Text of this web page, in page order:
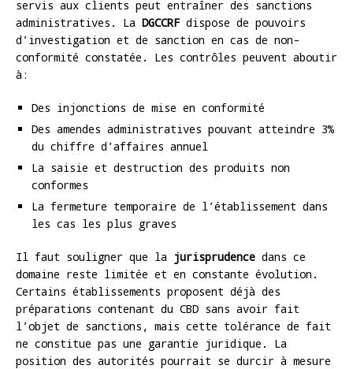
servis aux clients peut entraîner des sanctions
administratives. La DGCCRFdispose de pouvoirs
d’investigation et de sanction en cas de non-
conformité constatée. Les contrôles peuvent aboutir
à:
Des injonctions de mise en conformité
Des amendes administratives pouvant atteindre 3%
du chiffre d’affaires annuel
La saisie et destruction des produits non
conformes
La fermeture temporaire de l’établissement dans
les cas les plus graves
Il faut souligner que la jurisprudence dans ce
domaine reste limitée et en constante évolution.
Certains établissements proposent déjà des
préparations contenant du CBD sans avoir fait
l’objet de sanctions, mais cette tolérance de fait
ne constitue pas une garantie juridique. La
position des autorités pourrait se durcir à mesure